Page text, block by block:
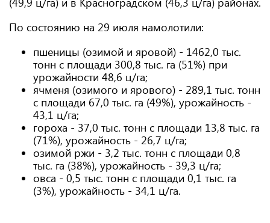
По состоянию на 29 июля намолотили:
пшеницы (озимой и яровой) - 1462,0 тыс.
тонн с площади 300,8 тыс. га (51%) при
урожайности 48,6 ц/га;
ячменя (озимого и ярового) - 289,1 тыс. тонн
с площади 67,0 тыс. га (49%), урожайность -
43,1 ц/га;
гороха - 37,0 тыс. тонн с площади 13,8 тыс. га
(71%), урожайность - 26,7 ц/га;
озимой ржи - 3,2 тыс. тонн с площади 0,8
тыс. га (38%), урожайность - 39,3 ц/га;
овса - 0,5 тыс. тонн с площади 0,1 тыс. га
(3%), урожайность - 34,1 ц/га.